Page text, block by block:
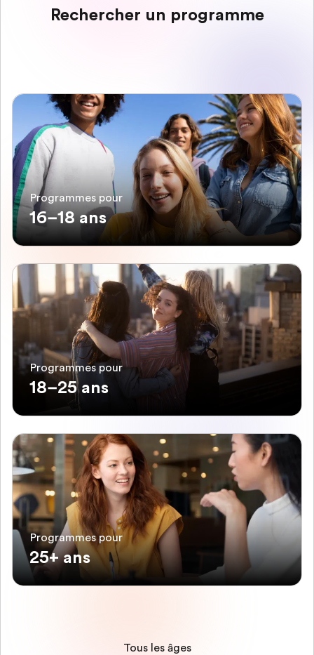
Rechercher un programme
Programmes pour
16–18 ans
Programmes pour
18–25 ans
Programmes pour
25+ ans
Tous les âges